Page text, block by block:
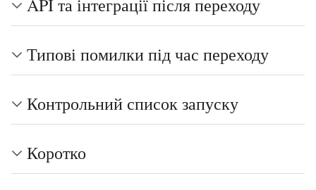
API та інтеграції після переходу
Типові помилки під час переходу
Контрольний список запуску
Коротко